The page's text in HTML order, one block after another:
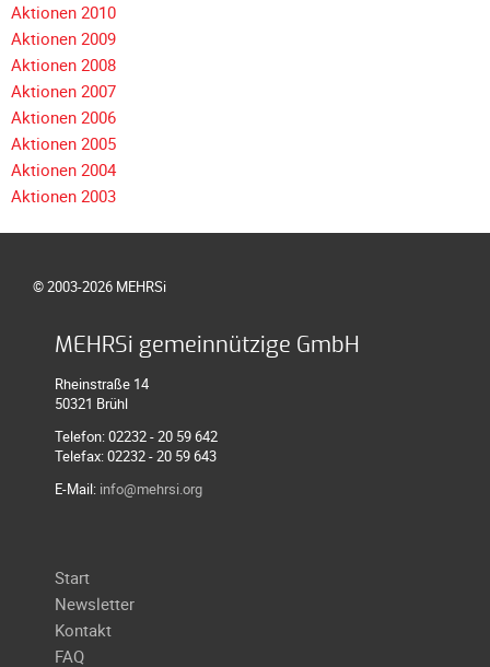
Galerie
2023
Galerie
2022
Galerie
2021
Galerie
2020
2019
2018
Galerie
2017
Galerie
2014
Galerie
2013
Aktionen 2010
Aktionen 2009
Aktionen 2008
Aktionen 2007
Aktionen 2006
Aktionen 2005
Aktionen 2004
Aktionen 2003
© 2003-2026 MEHRSi
MEHRSi gemeinnützige GmbH
Rheinstraße 14
50321 Brühl
Telefon: 02232 - 20 59 642
Telefax: 02232 - 20 59 643
E-Mail: info@mehrsi.org
Navigation
überspringen
Start
Newsletter
Kontakt
FAQ